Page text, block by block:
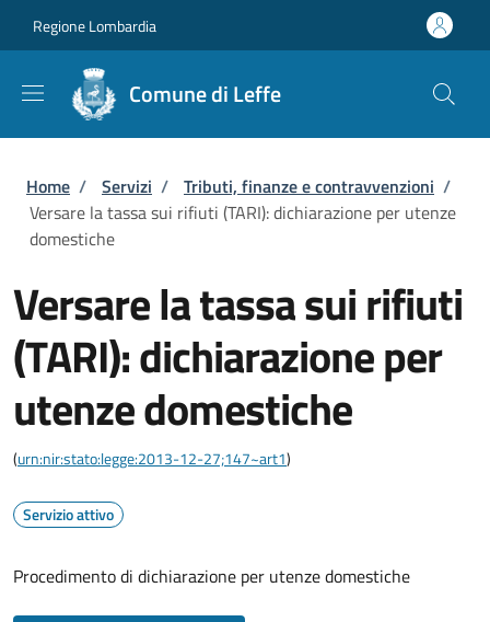
Regione Lombardia
Comune di Leffe
Briciole di pane
Home / Servizi / Tributi, finanze e contravvenzioni /
Versare la tassa sui rifiuti (TARI): dichiarazione per utenze
domestiche
Versare la tassa sui rifiuti
(TARI): dichiarazione per
utenze domestiche
(urn:nir:stato:legge:2013-12-27;147~art1)
Servizio attivo
Procedimento di dichiarazione per utenze domestiche